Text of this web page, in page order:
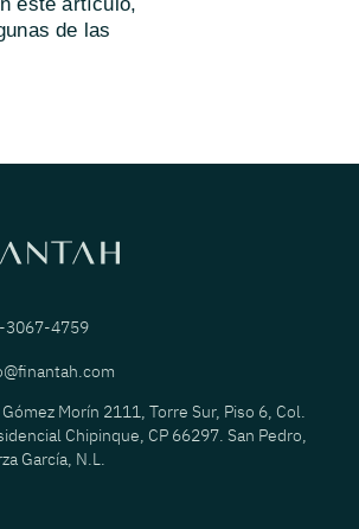
de las
3067-4759
Morín 2111, Torre Sur, Piso 6, Col.
Chipinque, CP 66297. San Pedro,
García, N.L.